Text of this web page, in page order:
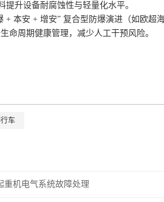
升设备耐腐蚀性与轻量化水平。
本安 + 增安” 复合型防爆演进（如欧超海
命周期健康管理，减少人工干预风险。
车
重机电气系统故障处理